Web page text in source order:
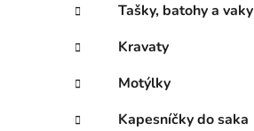
Tašky, batohy a vaky
Kravaty
Motýlky
Kapesníčky do saka